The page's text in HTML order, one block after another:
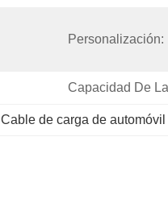
Personalización:
Capacidad De
Cable de carga de